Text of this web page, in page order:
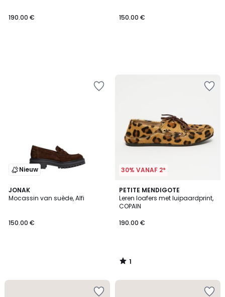
190.00 € 150.00 €
Nieuw
JONAK
Mocassin van suède, Alfi
150.00 €
30% VANAF 2*
PETITE MENDIGOTE
Leren loafers met luipaardprint,
COPAIN
190.00 €
1
/
5
1
/